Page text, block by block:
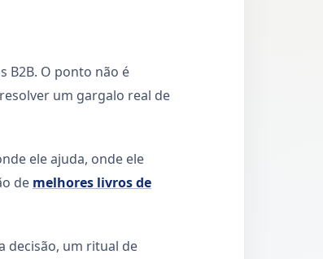
B2B. O ponto não é
um gargalo real de
ele ajuda, onde ele
de melhores livros de
decisão, um ritual de